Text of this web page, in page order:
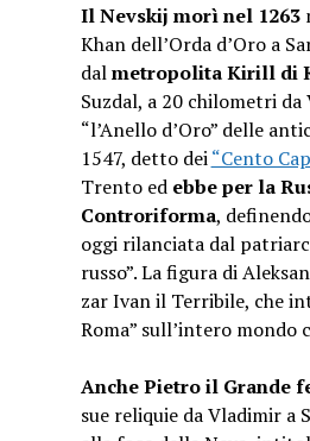
Il Nevskij morì nel 1263
Khan dell’Orda d’Oro a
dalmetropolita Kirill di
Suzdal, a 20 chilometri
“l’Anello d’Oro” delle
1547, detto dei“Cento
Trento ed ebbe per la
Controriforma,
oggi rilanciata dal
russo”. La figura di
zar Ivan il Terribile, che
Roma” sull’intero mondo
Anche Pietro il Grande
sue reliquie da Vladimir a